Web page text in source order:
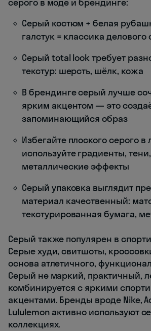
Серый костюм + белая
галстук = классика делового
Серый total look требует
текстур: шерсть, шёлк, кожа
В брендинге серый лучше
ярким акцентом — это
запоминающийся образ
Избегайте плоского серого в
используйте градиенты, тени,
металлические эффекты
Серый упаковка выглядит
материал качественный:
текстурированная бумага,
Серый также популярен в
Серые худи, свитшоты,
основа атлетичного,
Серый не маркий, практичный,
комбинируется с яркими
акцентами. Бренды вроде Nike,
Lululemon активно используют
коллекциях.